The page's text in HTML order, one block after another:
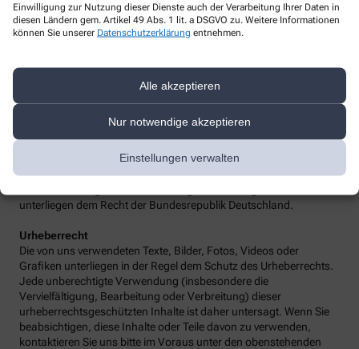
Einwilligung zur Nutzung dieser Dienste auch der Verarbeitung Ihrer Daten in
diesen Ländern gem. Artikel 49 Abs. 1 lit. a DSGVO zu. Weitere Informationen
können Sie unserer Datenschutzerklärung entnehmen.
Alle akzeptieren
Nur notwendige akzeptieren
Einstellungen verwalten
Haftung
Wir sind für unsere Inhalte verantwortlich. Alle Inhalte werden mit
wir mittels Links auf Internetseiten Dritter verweisen, können wir
keine Gewähr für die fortwährende Aktualität, Richtigkeit und
wir auf die zukünftige Gestaltung keinen Einfluss haben. Sollten
aus Ihrer Sicht Inhalte gegen geltendes Recht verstoßen oder
unangemessen sein, teilen Sie uns dies bitte mit. Unsere
rechtlichen Hinweise sowie alle Fragen und Streitigkeiten im
unterliegen dem Recht der Bundesrepublik Deutschland.
Urheberrecht
Die von uns verwendeten Texte, Bilder, Fotos, Videos oder
Grafiken unterliegen in der Regel dem Schutz des Urheberrechts.
Jede unberechtigte Verwendung (insbesondere die
Vervielfältigung, Bearbeitung oder Verbreitung) dieser
urheberrechtsgeschützten Inhalte ist daher untersagt. Wenn Sie
beabsichtigen, diese Inhalte oder Teile davon zu verwenden,
kontaktieren Sie uns bitte im Voraus unter den obenstehenden